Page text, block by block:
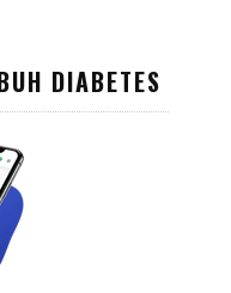
DIABETES